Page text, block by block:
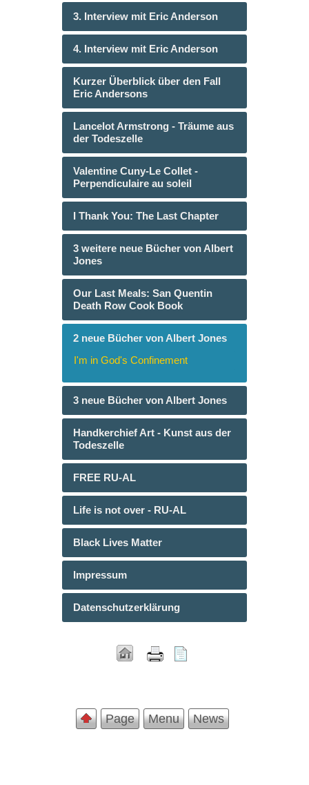
3. Interview mit Eric Anderson
4. Interview mit Eric Anderson
Kurzer Überblick über den Fall
Eric Andersons
Lancelot Armstrong - Träume aus
der Todeszelle
Valentine Cuny-Le Collet -
Perpendiculaire au soleil
I Thank You: The Last Chapter
3 weitere neue Bücher von Albert
Jones
Our Last Meals: San Quentin
Death Row Cook Book
2 neue Bücher von Albert Jones
I'm in God's Confinement
3 neue Bücher von Albert Jones
Handkerchief Art - Kunst aus der
Todeszelle
FREE RU-AL
Life is not over - RU-AL
Black Lives Matter
Impressum
Datenschutzerklärung
Page Menu News